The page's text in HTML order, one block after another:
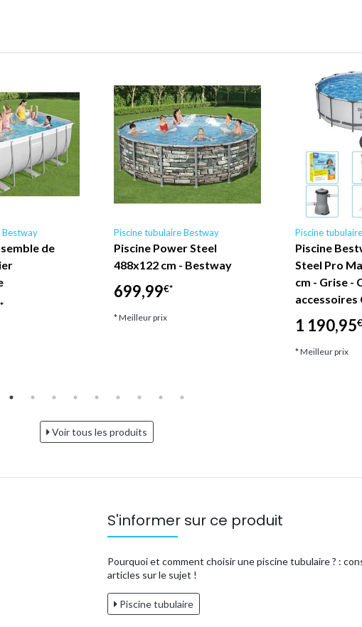
Bestway
de
Piscine tubulaire Bestway
Piscine Power Steel
488x122 cm - Bestway
699,99€*
* Meilleur prix
Piscine
Piscine
Steel Pro
cm - Grise -
accessoires
1 190,95
* Meilleur prix
Voir tous les produits
S'informer sur ce produit
Pourquoi et comment choisir une piscine tubulaire ? :
articles sur le sujet !
Piscine tubulaire